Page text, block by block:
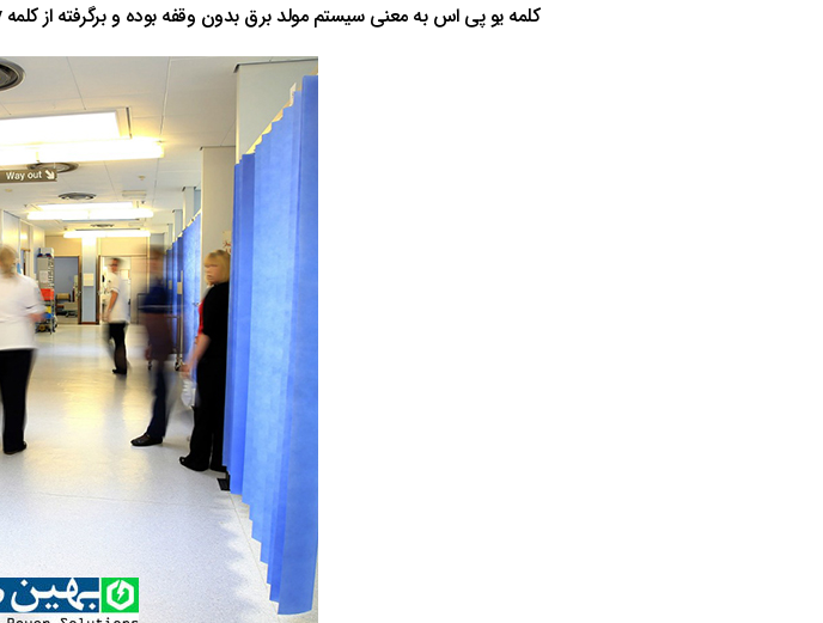
کلمه یو پی اس به معنی سیستم مولد برق بدون وقفه بوده و برگرفته از کلمه Uninterruptible Power Supply می باشد.